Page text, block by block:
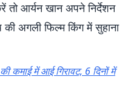
तो आर्यन खान अपने निर्देशन
अगली फिल्म किंग में सुहाना
कमाई में आई गिरावट, 6 दिनों में